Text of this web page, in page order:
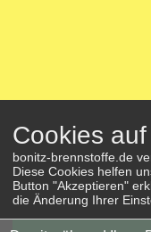
Cookies
bonitz-brennstoffe.de
Diese Cookies helfen
Button "Akzeptieren"
die Änderung Ihrer